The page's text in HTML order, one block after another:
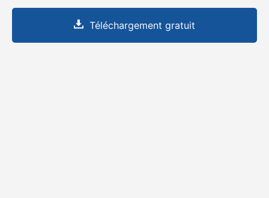
Téléchargement gratuit